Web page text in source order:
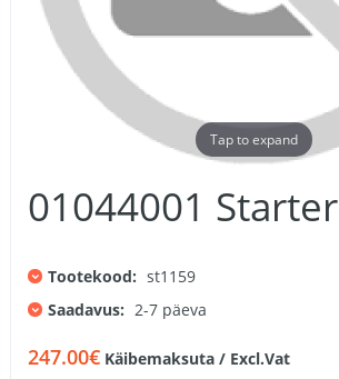
Tap to expand
01044001 Starter
Tootekood: st1159
Saadavus: 2-7 päeva
247.00€ Käibemaksuta / Excl.Vat